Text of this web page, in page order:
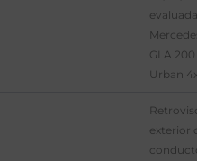
GLA
Urban
exterior